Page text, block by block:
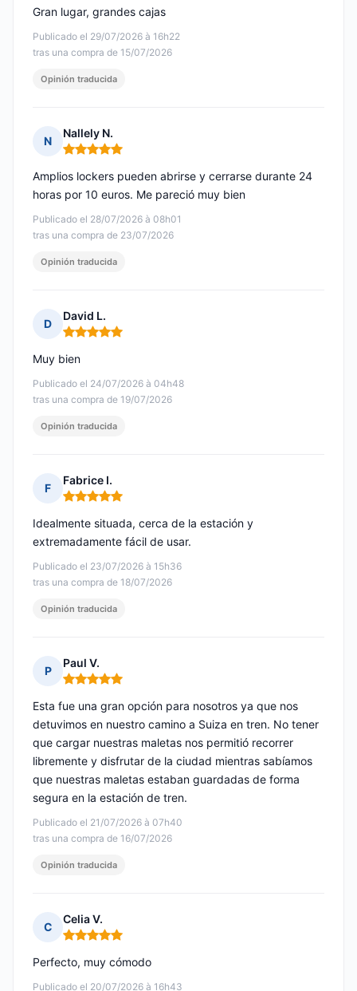
Publicado el 29/07/2026 à 16h22
tras una compra de 15/07/2026
Gran lugar, grandes cajas
Opinión traducida
N
Nallely N.
Nota: 5 de 5
Publicado el 28/07/2026 à 08h01
tras una compra de 23/07/2026
Amplios lockers pueden abrirse y cerrarse durante 24
horas por 10 euros. Me pareció muy bien
Opinión traducida
D
David L.
Nota: 5 de 5
Publicado el 24/07/2026 à 04h48
tras una compra de 19/07/2026
Muy bien
Opinión traducida
F
Fabrice I.
Nota: 5 de 5
Publicado el 23/07/2026 à 15h36
tras una compra de 18/07/2026
Idealmente situada, cerca de la estación y
extremadamente fácil de usar.
Opinión traducida
P
Paul V.
Nota: 5 de 5
Publicado el 21/07/2026 à 07h40
tras una compra de 16/07/2026
Esta fue una gran opción para nosotros ya que nos
detuvimos en nuestro camino a Suiza en tren. No tener
que cargar nuestras maletas nos permitió recorrer
libremente y disfrutar de la ciudad mientras sabíamos
que nuestras maletas estaban guardadas de forma
segura en la estación de tren.
Opinión traducida
C
Celia V.
Nota: 5 de 5
Publicado el 20/07/2026 à 16h43
Perfecto, muy cómodo